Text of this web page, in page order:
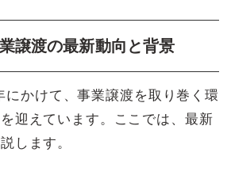
譲渡の最新動向と背景
にかけて、事業譲渡を取り巻く環
迎えています。ここでは、最新
します。